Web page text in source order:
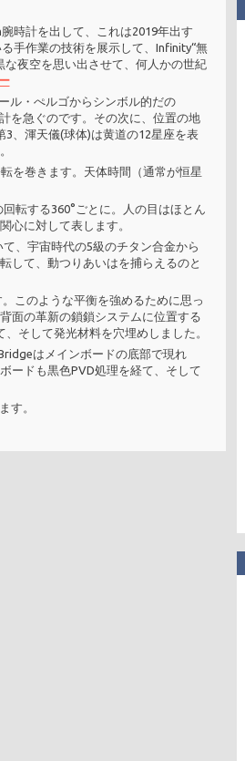
時計を出して、これは2019年出す
手作業の技術を展示して、Infinity“無
夜空を思い出させて、何人かの世紀
ル・ぺルゴからシンボル的だの
を急ぐのです。その次に、位置の地
、渾天儀(球体)は黄道の12星座を表
を巻きます。天体時間（通常が恒星
転する360°ごとに。人の目はほとん
心に対して表します。
、宇宙時代の5級のチタン合金から
して、動つりあいはを捕らえるのと
このような平衡を強めるために思っ
面の革新の鎖鎖システムに位置する
そして発光材料を穴埋めしました。
はメインボードの底部で現れ
ードも黒色PVD処理を経て、そして
す。